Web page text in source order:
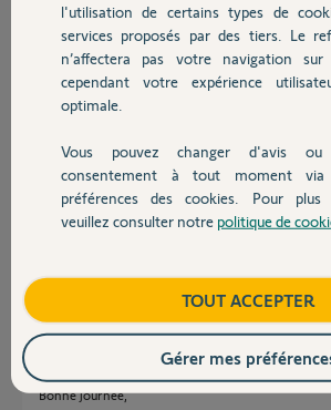
Autres produits
Devis avec un pro
Contact
Réponses
Bonjour Geoffrey,
Afin de voir ce que nous pouvons faire, je me
Bonne journée
Nicolas F. il y a plus de 2 ans
J'ai fais la demande auprès du service concerné.
stock, vous le recevrez d'ici quelques jours. En
je reviendrai ici pour vous en informer.
Bonne journée,
l'utilisation de certains types de
services proposés par des tiers. Le
n’affectera pas votre navigation
cependant votre expérience
optimale.
Vous pouvez changer d'avis
consentement à tout moment
préférences des cookies. Pour plus
veuillez consulter notre politique de
TOUT ACCEPTER
Gérer mes